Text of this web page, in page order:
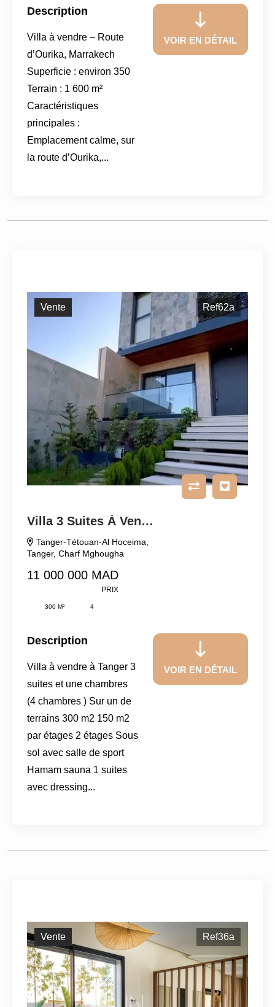
Description
Villa à vendre – Route
d’Ourika, Marrakech
Superficie : environ 350
Terrain : 1 600 m²
Caractéristiques
principales :
Emplacement calme, sur
la route d’Ourika,...
VOIR EN DÉTAIL
Vente Ref62a
Villa 3 Suites À Vendre
Tanger-Tétouan-Al Hoceima
Tanger, Charf Mghougha
11 000 000 MAD
PRIX
300 M² 4
Description
Villa à vendre à Tanger 3
suites et une chambres
(4 chambres ) Sur un de
terrains 300 m2 150 m2
par étages 2 étages Sous
sol avec salle de sport
Hamam sauna 1 suites
avec dressing...
VOIR EN DÉTAIL
Vente Ref36a